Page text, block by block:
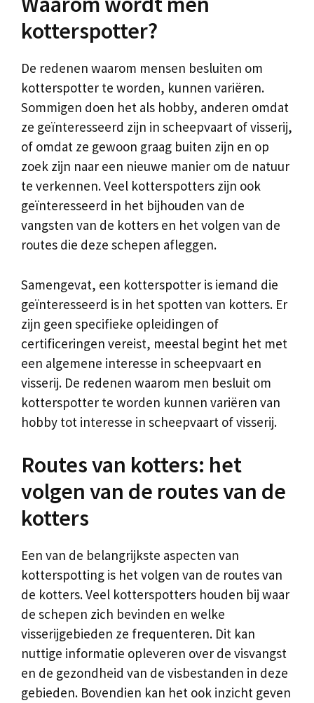
kotterspotter?
De redenen waarom mensen besluiten om
kotterspotter te worden, kunnen variëren.
Sommigen doen het als hobby, anderen omdat
ze geïnteresseerd zijn in scheepvaart of visserij,
of omdat ze gewoon graag buiten zijn en op
zoek zijn naar een nieuwe manier om de natuur
te verkennen. Veel kotterspotters zijn ook
geïnteresseerd in het bijhouden van de
vangsten van de kotters en het volgen van de
routes die deze schepen afleggen.
Samengevat, een kotterspotter is iemand die
geïnteresseerd is in het spotten van kotters. Er
zijn geen specifieke opleidingen of
certificeringen vereist, meestal begint het met
een algemene interesse in scheepvaart en
visserij. De redenen waarom men besluit om
kotterspotter te worden kunnen variëren van
hobby tot interesse in scheepvaart of visserij.
Routes van kotters: het
volgen van de routes van de
kotters
Een van de belangrijkste aspecten van
kotterspotting is het volgen van de routes van
de kotters. Veel kotterspotters houden bij waar
de schepen zich bevinden en welke
visserijgebieden ze frequenteren. Dit kan
nuttige informatie opleveren over de visvangst
en de gezondheid van de visbestanden in deze
gebieden. Bovendien kan het ook inzicht geven